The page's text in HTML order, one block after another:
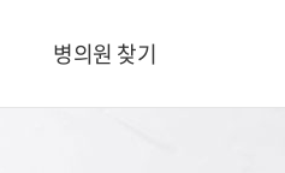
병의원 찾기